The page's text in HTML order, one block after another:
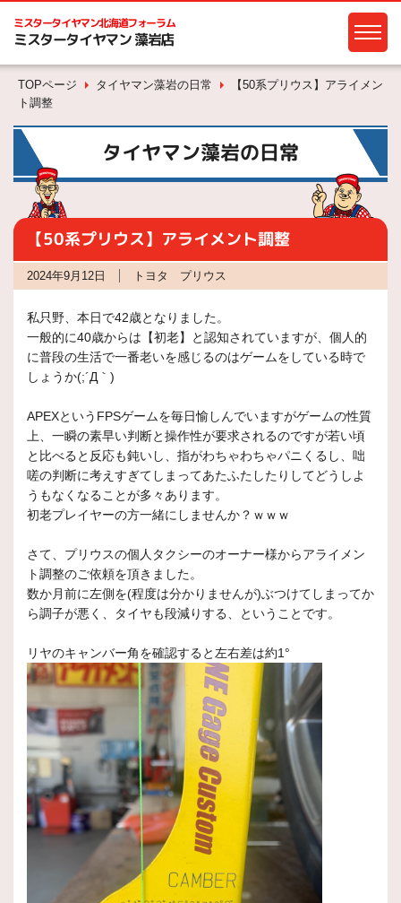
ミスタータイヤマン北海道フォーラム
ミスタータイヤマン 藻岩店
TOPページ タイヤマン藻岩の日常
【50系プリウス】アライメン
ト調整
タイヤマン藻岩の日常
【50系プリウス】アライメント調整
2024年9月12日 トヨタ プリウス
私只野、本日で42歳となりました。
一般的に40歳からは【初老】と認知されていますが、個人的
に普段の生活で一番老いを感じるのはゲームをしている時で
しょうか(;´Д｀)
APEXというFPSゲームを毎日愉しんでいますがゲームの性質
上、一瞬の素早い判断と操作性が要求されるのですが若い頃
と比べると反応も鈍いし、指がわちゃわちゃパニくるし、咄
嗟の判断に考えすぎてしまってあたふたしたりしてどうしよ
うもなくなることが多々あります。
初老プレイヤーの方一緒にしませんか？ｗｗｗ
さて、プリウスの個人タクシーのオーナー様からアライメン
ト調整のご依頼を頂きました。
数か月前に左側を(程度は分かりませんが)ぶつけてしまってか
ら調子が悪く、タイヤも段減りする、ということです。
リヤのキャンバー角を確認すると左右差は約1°